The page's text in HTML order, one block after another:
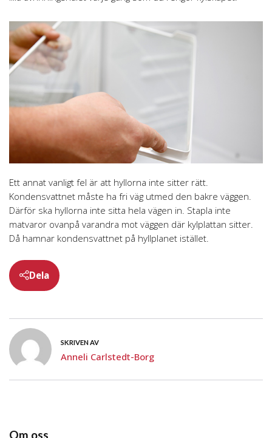
Om oss
Ett annat vanligt fel är att hyllorna inte sitter rätt.
Kondensvattnet måste ha fri väg utmed den bakre väggen.
Därför ska hyllorna inte sitta hela vägen in. Stapla inte
matvaror ovanpå varandra mot väggen där kylplattan sitter.
Då hamnar kondensvattnet på hyllplanet istället.
Dela
SKRIVEN AV
Anneli Carlstedt-Borg